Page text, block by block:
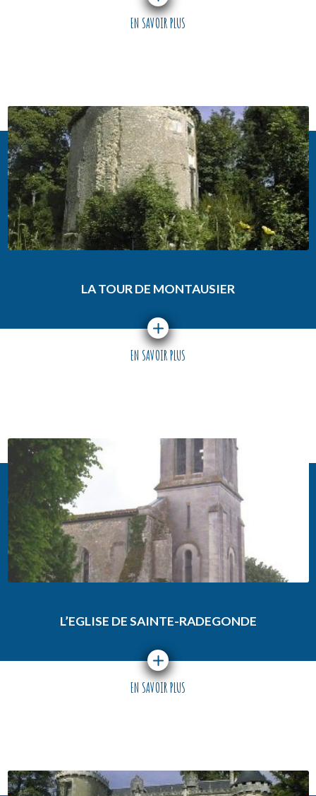
EN SAVOIR PLUS
LA TOUR DE MONTAUSIER
EN SAVOIR PLUS
L’EGLISE DE SAINTE-RADEGONDE
EN SAVOIR PLUS